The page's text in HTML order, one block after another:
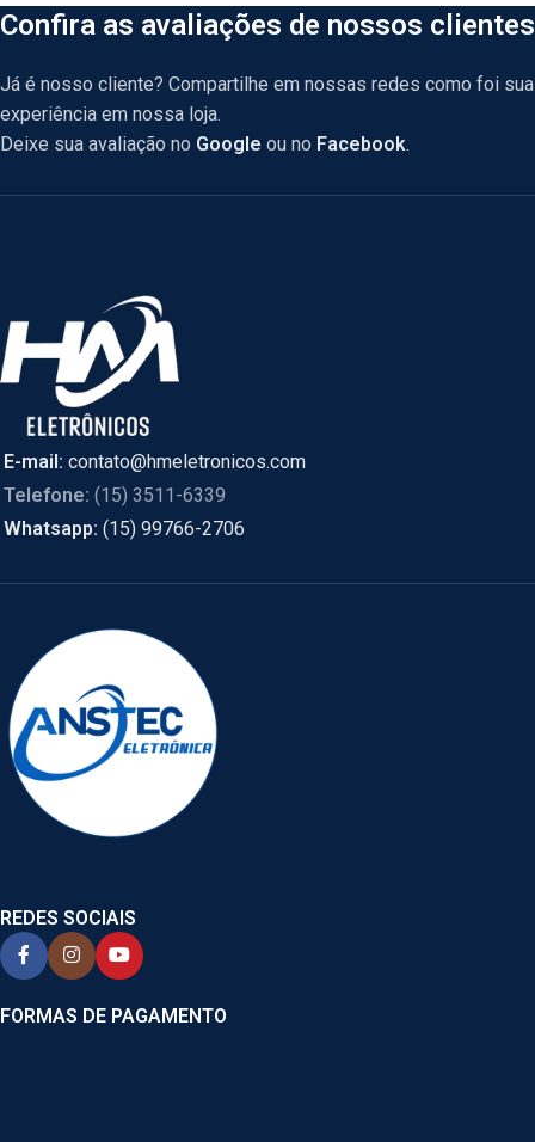
Confira as avaliações de nossos clientes
Já é nosso cliente? Compartilhe em nossas redes como foi sua
experiência em nossa loja.
Deixe sua avaliação no Google ou no Facebook.
E-mail: contato@hmeletronicos.com
Telefone: (15) 3511-6339
Whatsapp: (15) 99766-2706
REDES SOCIAIS
FORMAS DE PAGAMENTO